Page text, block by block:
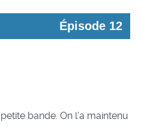
Épisode 12
bande. On l’a maintenu